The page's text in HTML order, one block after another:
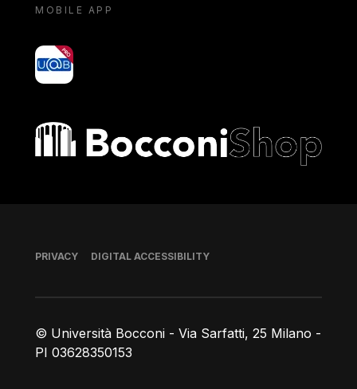
MOBILE APP
yoU@B
Bocconi shop
© Università Bocconi - Via Sarfatti, 25 Milano -
PI 03628350153
Footer
PRIVACY DIGITAL ACCESSIBILITY